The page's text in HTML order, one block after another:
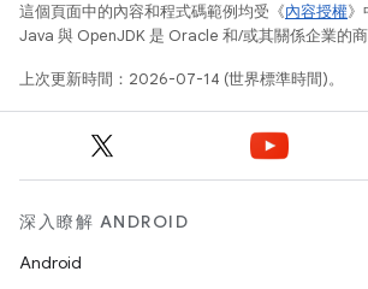
這個頁面中的內容和程式碼範例均受《內容授權》
Java 與 OpenJDK 是 Oracle 和/或其關係企業的商
上次更新時間：2026-07-14 (世界標準時間)。
深入瞭解 ANDROID
Android